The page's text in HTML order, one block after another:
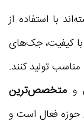
با استفاده از
با کیفیت، جک‌های
مناسب تولید کنند.
و متخصص‌ترین
حوزه فعال است و